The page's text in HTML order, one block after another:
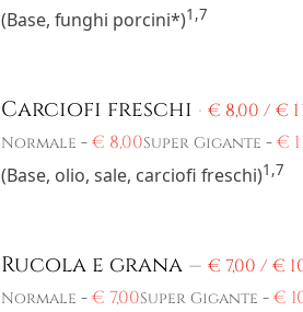
(Base, funghi porcini*)1,7
Carciofi freschi € 8,00 / €
Normale -€ 8,00Super Gigante -€
(Base, olio, sale, carciofi freschi)1,7
Rucola e grana € 7,00 / €
Normale -€ 7,00Super Gigante -€